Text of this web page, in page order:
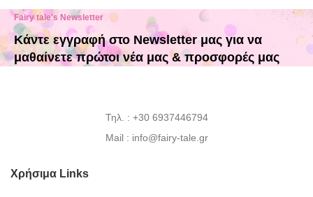
Fairy tale's Newsletter
Κάντε εγγραφή στο Newsletter μας για να
μαθαίνετε πρώτοι νέα μας & προσφορές μας
Τηλ. : +30 6937446794
Mail : info@fairy-tale.gr
Χρήσιμα Links